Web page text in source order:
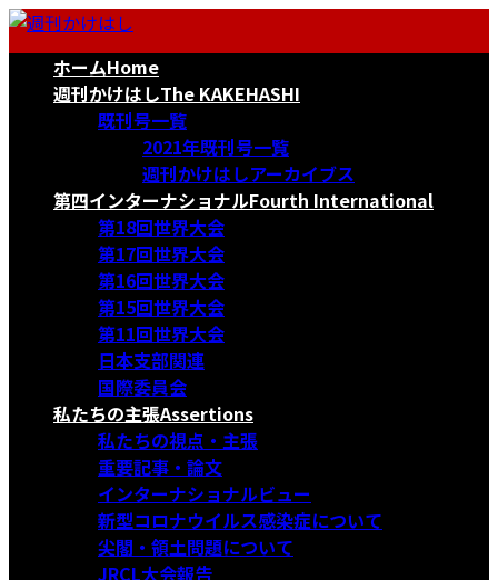
コ
ナ
ホームHome
週刊かけはしThe KAKEHASHI
既刊号一覧
2021年既刊号一覧
週刊かけはしアーカイブス
第四インターナショナルFourth International
第18回世界大会
第17回世界大会
第16回世界大会
第15回世界大会
第11回世界大会
日本支部関連
国際委員会
私たちの主張Assertions
私たちの視点・主張
重要記事・論文
インターナショナルビュー
新型コロナウイルス感染症について
尖閣・領土問題について
JRCL大会報告